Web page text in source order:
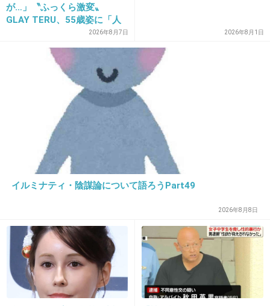
18. 匿名 2013/03/06(水) 21:25:36
そんなことに
身体障害者を装うなんて
人としてどうかと思う
2013/03/06(水) 21:25:42
30～40分もかけてわざわざ道案内してあげたの
胸を触られて犯人は逃走とか・・・むかつくわ
+16 -0
20. 匿名2013/03/06(水) 21:26:05
が…」〝ふっくら激変〟
GLAY TERU、55歳姿に「人
として好きすぎる」「TERU
さんには見えない」「分から
2026年8月7日 2026年8月1日
イルミナティ・陰謀論について語ろうPart49
2026年8月8日